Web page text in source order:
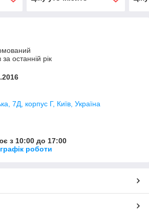
останній рік
7Д, корпус Г, Київ, Україна
з 10:00 до 17:00
роботи